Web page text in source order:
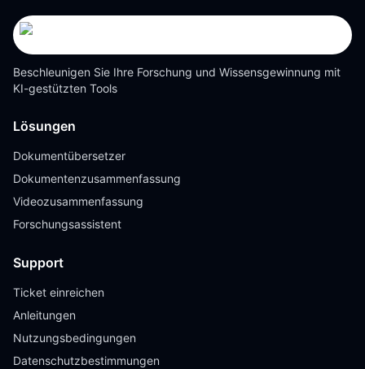
Beschleunigen Sie Ihre Forschung und Wissensgewinnung mit
KI-gestützten Tools
Lösungen
Dokumentübersetzer
Dokumentenzusammenfassung
Videozusammenfassung
Forschungsassistent
Support
Ticket einreichen
Anleitungen
Nutzungsbedingungen
Datenschutzbestimmungen